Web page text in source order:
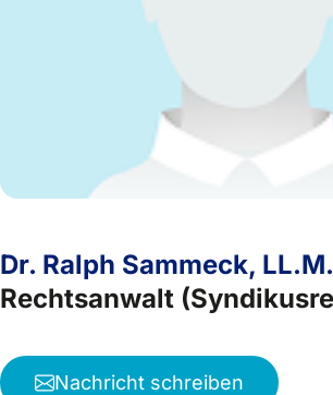
Dr. Ralph Sammeck, LL.M.
Rechtsanwalt
Nachricht schreiben